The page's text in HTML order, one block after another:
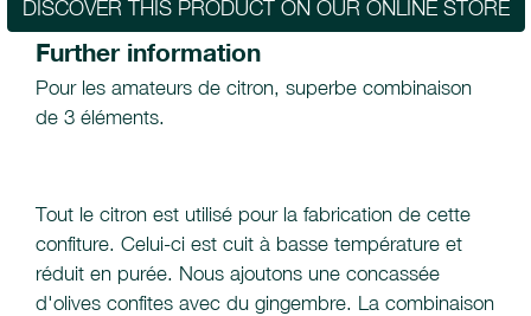
DISCOVER THIS PRODUCT ON OUR ONLINE STORE
Further information
Pour les amateurs de citron, superbe combinaison
de 3 éléments.
Tout le citron est utilisé pour la fabrication de cette
confiture. Celui-ci est cuit à basse température et
réduit en purée. Nous ajoutons une concassée
d'olives confites avec du gingembre. La combinaison